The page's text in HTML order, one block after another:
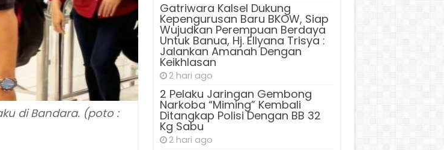
di Bandara. (poto :
Gatriwara Kalsel Dukung
Kepengurusan Baru BKOW, Siap
Wujudkan Perempuan Berdaya
Untuk Banua, Hj. Ellyana Trisya :
Jalankan Amanah Dengan
Keikhlasan
2 hari ago
2 Pelaku Jaringan Gembong
Narkoba “Miming” Kembali
Ditangkap Polisi Dengan BB 32
Kg Sabu
2 hari ago